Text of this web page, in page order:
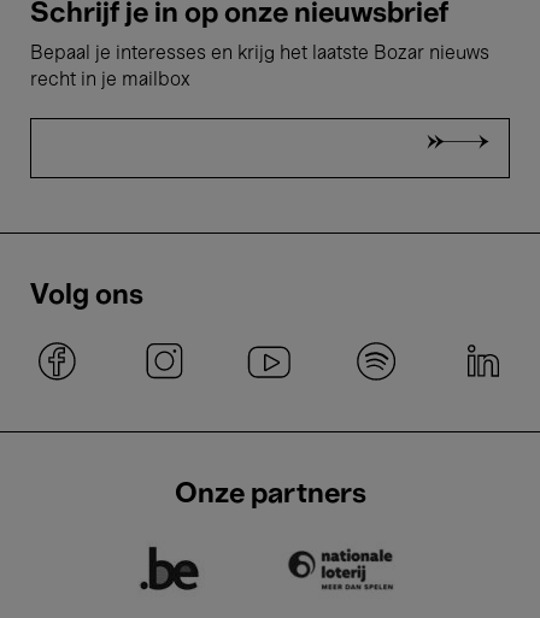
Schrijf je in op onze nieuwsbrief
Bepaal je interesses en krijg het laatste Bozar nieuws
recht in je mailbox
Volg ons
Onze partners